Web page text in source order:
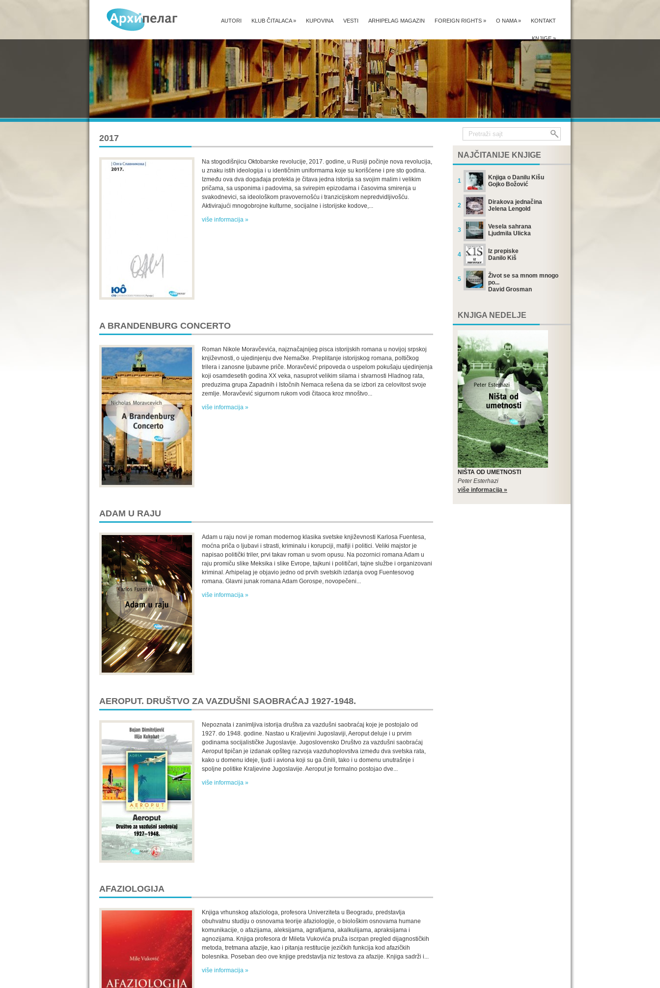
KONTAKT
O NAMA»
FOREIGN RIGHTS »
ARHIPELAG MAGAZIN
VESTI
KUPOVINA
KLUB ČITALACA»
AUTORI
KNJIGE»
2017
Na stogodišnjicu Oktobarske revolucije, 2017. godine, u Rusiji počinje nova revolucija,
u znaku istih ideologija i u identičnim uniformama koje su korišćene i pre sto godina.
Između ova dva događaja protekla je čitava jedna istorija sa svojim malim i velikim
pričama, sa usponima i padovima, sa svirepim epizodama i časovima smirenja u
svakodnevici, sa ideološkom pravovernošću i tranzicijskom nepredvidljivošću.
Aktivirajući mnogobrojne kulturne, socijalne i istorijske kodove,...
više informacija »
A BRANDENBURG CONCERTO
Roman Nikole Moravčevića, najznačajnijeg pisca istorijskih romana u novijoj srpskoj
književnosti, o ujedinjenju dve Nemačke. Preplitanje istorijskog romana, poltičkog
trilera i zanosne ljubavne priče. Moravčević pripoveda o uspelom pokušaju ujedinjenja
koji osamdesetih godina XX veka, nasuprot velikim silama i stvarnosti Hladnog rata,
preduzima grupa Zapadnih i Istočnih Nemaca rešena da se izbori za celovitost svoje
zemlje. Moravčević sigurnom rukom vodi čitaoca kroz mnoštvo...
više informacija »
ADAM U RAJU
Adam u raju novi je roman modernog klasika svetske književnosti Karlosa Fuentesa,
moćna priča o ljubavi i strasti, kriminalu i korupciji, mafiji i politici. Veliki majstor je
napisao politički triler, prvi takav roman u svom opusu. Na pozornici romana Adam u
raju promiču slike Meksika i slike Evrope, tajkuni i političari, tajne službe i organizovani
kriminal. Arhipelag je objavio jedno od prvih svetskih izdanja ovog Fuentesovog
romana. Glavni junak romana Adam Gorospe, novopečeni...
više informacija »
AEROPUT. DRUŠTVO ZA VAZDUŠNI SAOBRAĆAJ 1927-1948.
Nepoznata i zanimljiva istorija društva za vazdušni saobraćaj koje je postojalo od
1927. do 1948. godine. Nastao u Kraljevini Jugoslaviji, Aeroput deluje i u prvim
godinama socijalističke Jugoslavije. Jugoslovensko Društvo za vazdušni saobraćaj
Aeroput tipičan je izdanak opšteg razvoja vazduhoplovstva između dva svetska rata,
kako u domenu ideje, ljudi i aviona koji su ga činili, tako i u domenu unutrašnje i
spoljne politike Kraljevine Jugoslavije. Aeroput je formalno postojao dve...
više informacija »
AFAZIOLOGIJA
Knjiga vrhunskog afaziologa, profesora Univerziteta u Beogradu, predstavlja
obuhvatnu studiju o osnovama teorije afaziologije, o biološkim osnovama humane
komunikacije, o afazijama, aleksijama, agrafijama, akalkulijama, apraksijama i
agnozijama. Knjiga profesora dr Mileta Vukovića pruža iscrpan pregled dijagnostičkih
metoda, tretmana afazije, kao i pitanja restitucije jezičkih funkcija kod afazičkih
bolesnika. Poseban deo ove knjige predstavlja niz testova za afazije. Knjiga sadrži i...
više informacija »
NAJČITANIJE KNJIGE
1
Knjiga o Danilu Kišu
Gojko Božović
2
Dirakova jednačina
Jelena Lengold
3
Vesela sahrana
Ljudmila Ulicka
4
Iz prepiske
Danilo Kiš
5
Život se sa mnom mnogo
po...
David Grosman
KNJIGA NEDELJE
NIŠTA OD UMETNOSTI
Peter Esterhazi
više informacija »